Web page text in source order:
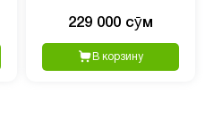
229 000 сӯм
В корзину